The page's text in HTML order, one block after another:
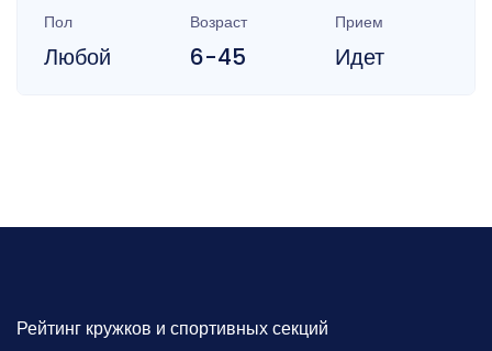
Пол
Любой
Возраст
6-45
Прием
Идет
Рейтинг кружков и спортивных секций